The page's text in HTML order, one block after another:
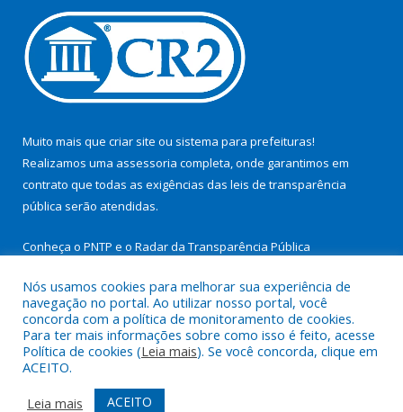
Muito mais que criar site ou sistema para prefeituras!
Realizamos uma assessoria completa, onde garantimos em
contrato que todas as exigências das leis de transparência
pública serão atendidas.
Conheça o PNTP e o Radar da Transparência Pública
Todos os direitos reservados a Prefeitura Municipal de São
Miguel do Guamá.
Mapa do Site
Acessar Área Administrativa
Nós usamos cookies para melhorar sua experiência de
navegação no portal. Ao utilizar nosso portal, você
concorda com a política de monitoramento de cookies.
Para ter mais informações sobre como isso é feito, acesse
Política de cookies (Leia mais). Se você concorda, clique em
ACEITO.
Leia mais
ACEITO